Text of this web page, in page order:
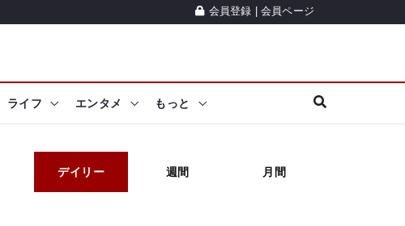
会員登録 会員ページ
ライフ エンタメ もっと
デイリー 週間 月間